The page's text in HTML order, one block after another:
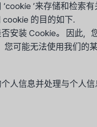
‘cookie ’来存储和检索
cookie 的目的如下.
安装 Cookie。 因此，
您可能无法使用我们的
人信息并处理与个人